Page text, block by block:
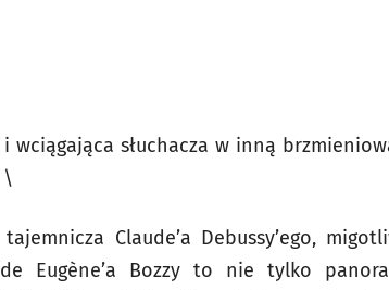
wciągająca słuchacza w inną
\
Claude’a Debussy’ego,
Eugène’a Bozzy to nie tylko